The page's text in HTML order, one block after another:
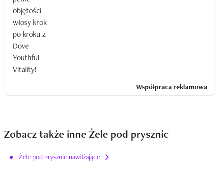
Współpraca reklamowa
Zobacz także inne Żele pod prysznic
Żele pod prysznic nawilżające